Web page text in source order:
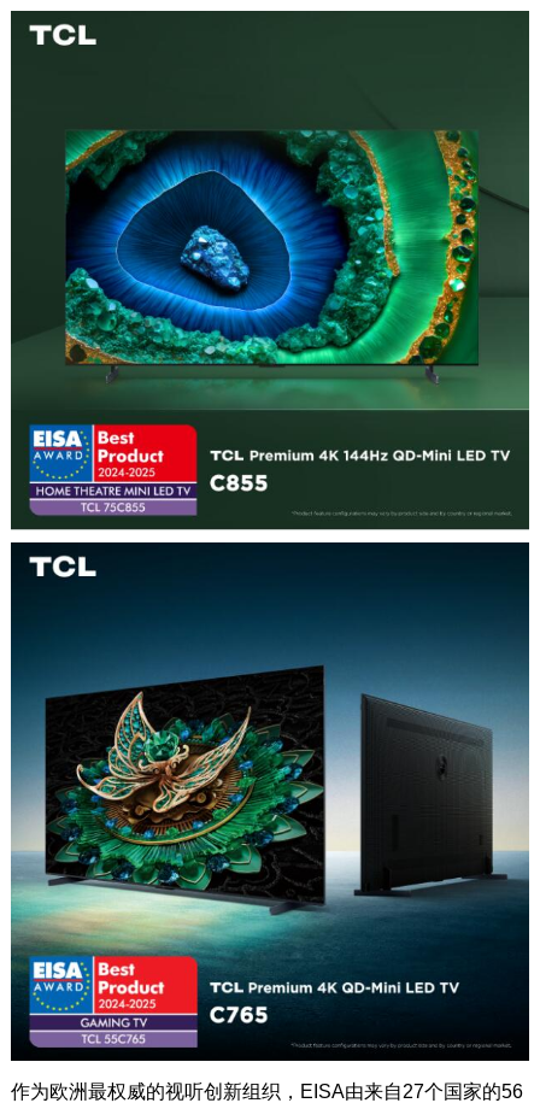
作为欧洲最权威的视听创新组织，EISA由来自27个国家的56